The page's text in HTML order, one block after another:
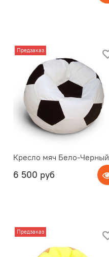
Предзаказ
Кресло мяч Бело-Черный
6 500 руб
Предзаказ